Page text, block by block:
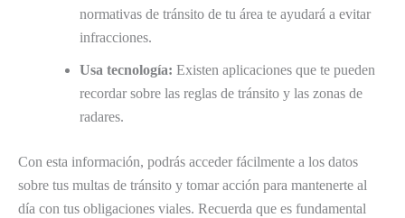
normativas de tránsito de tu área te ayudará a evitar
infracciones.
Usa tecnología: Existen aplicaciones que te pueden
recordar sobre las reglas de tránsito y las zonas de
radares.
Con esta información, podrás acceder fácilmente a los datos
sobre tus multas de tránsito y tomar acción para mantenerte al
día con tus obligaciones viales. Recuerda que es fundamental